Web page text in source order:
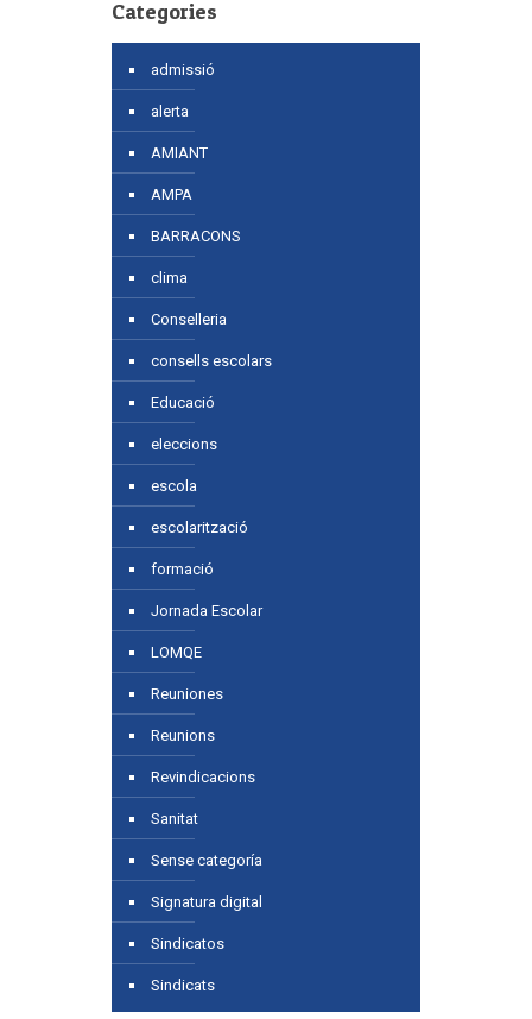
Categories
admissió
alerta
AMIANT
AMPA
BARRACONS
clima
Conselleria
consells escolars
Educació
eleccions
escola
escolarització
formació
Jornada Escolar
LOMQE
Reuniones
Reunions
Revindicacions
Sanitat
Sense categoría
Signatura digital
Sindicatos
Sindicats